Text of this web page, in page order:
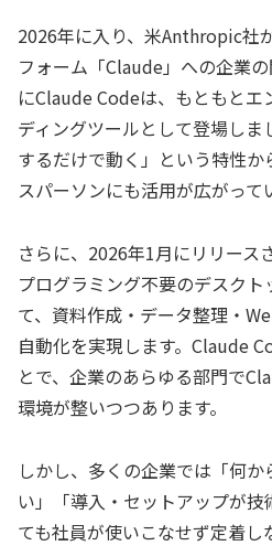
2026年に入り、米Anthropic社
フォーム「Claude」への企業
にClaude Codeは、もともとエ
ディングツールとして登場し
するだけで動く」という特性
スパーソンにも活用が広がって
さらに、2026年1月にリリース
プログラミング不要のデスクト
て、資料作成・データ整理・
自動化を実現します。Claude
とで、企業のあらゆる部門で
環境が整いつつあります。
しかし、多くの企業では「何
い」「導入・セットアップが
ても社員が使いこなせず定着